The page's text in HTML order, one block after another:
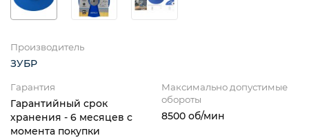
Производитель
ЗУБР
Гарантия
Гарантийный срок
хранения - 6 месяцев с
момента покупки
Максимально допустимые
обороты
8500 об/мин